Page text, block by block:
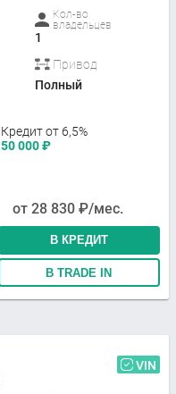
Кол-во
владельцев
1
Привод
Полный
Кредит от 6,5%
50 000₽
от 28 830 ₽/мес.
В КРЕДИТ
В TRADE IN
VIN